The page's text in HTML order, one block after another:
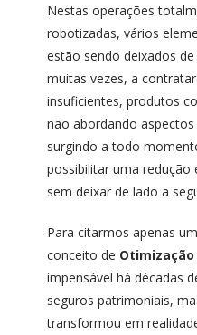
Nestas operações
robotizadas, vários
estão sendo deixados
muitas vezes, a
insuficientes, produtos
não abordando
surgindo a todo
possibilitar uma redução
sem deixar de lado a
Para citarmos apenas
conceito de Otimização
impensável há décadas
seguros patrimoniais,
transformou em